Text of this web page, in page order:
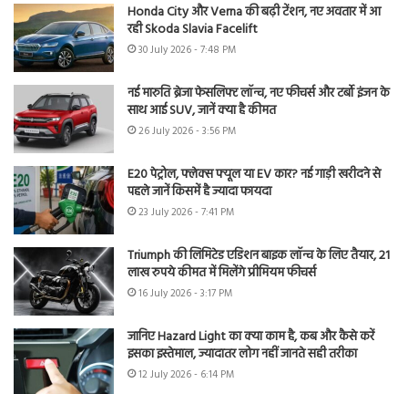
Honda City और Verna की बढ़ी टेंशन, नए अवतार में आ
रही Skoda Slavia Facelift
30 July 2026 - 7:48 PM
नई मारुति ब्रेजा फेसलिफ्ट लॉन्च, नए फीचर्स और टर्बो इंजन के
साथ आई SUV, जानें क्या है कीमत
26 July 2026 - 3:56 PM
E20 पेट्रोल, फ्लेक्स फ्यूल या EV कार? नई गाड़ी खरीदने से
पहले जानें किसमें है ज्यादा फायदा
23 July 2026 - 7:41 PM
Triumph की लिमिटेड एडिशन बाइक लॉन्च के लिए तैयार, 21
लाख रुपये कीमत में मिलेंगे प्रीमियम फीचर्स
16 July 2026 - 3:17 PM
जानिए Hazard Light का क्या काम है, कब और कैसे करें
इसका इस्तेमाल, ज्यादातर लोग नहीं जानते सही तरीका
12 July 2026 - 6:14 PM